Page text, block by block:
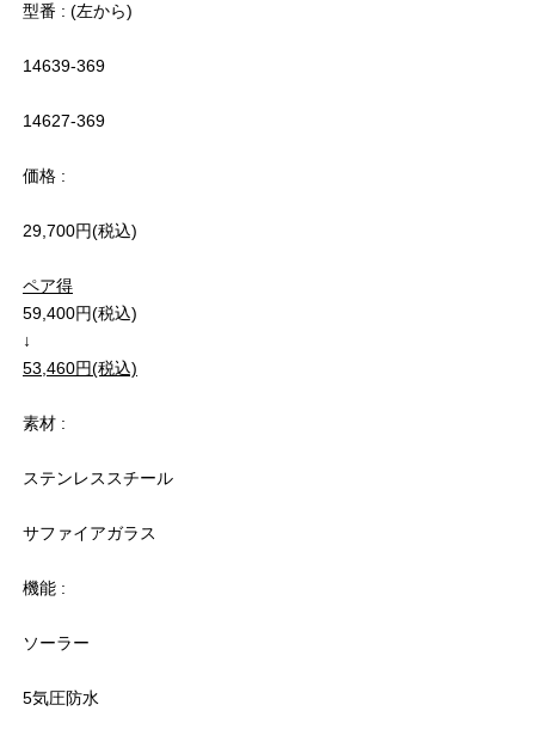
型番 : (左から)
14639-369
14627-369
価格 :
29,700円(税込)
ペア得
59,400円(税込)
↓
53,460円(税込)
素材 :
ステンレススチール
サファイアガラス
機能 :
ソーラー
5気圧防水